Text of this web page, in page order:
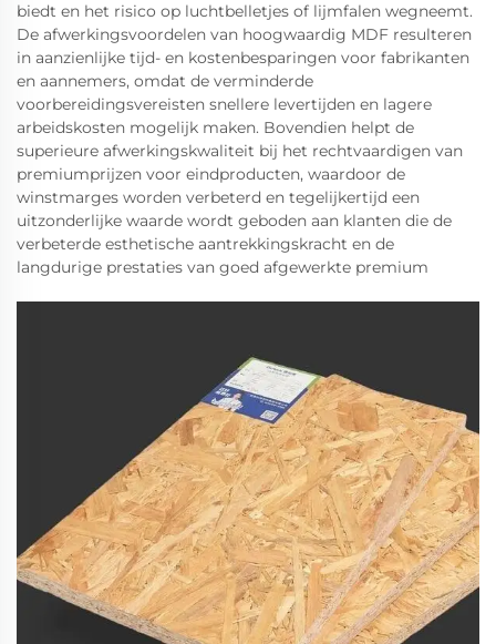
biedt en het risico op luchtbelletjes of lijmfalen wegneemt.
De afwerkingsvoordelen van hoogwaardig MDF resulteren
in aanzienlijke tijd- en kostenbesparingen voor fabrikanten
en aannemers, omdat de verminderde
voorbereidingsvereisten snellere levertijden en lagere
arbeidskosten mogelijk maken. Bovendien helpt de
superieure afwerkingskwaliteit bij het rechtvaardigen van
premiumprijzen voor eindproducten, waardoor de
winstmarges worden verbeterd en tegelijkertijd een
uitzonderlijke waarde wordt geboden aan klanten die de
verbeterde esthetische aantrekkingskracht en de
langdurige prestaties van goed afgewerkte premium